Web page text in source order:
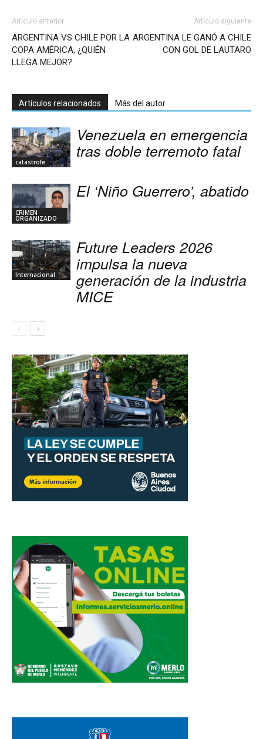
Artículo anterior
ARGENTINA VS CHILE POR LA
COPA AMÉRICA, ¿QUIÉN
LLEGA MEJOR?
Artículo siguiente
ARGENTINA LE GANÓ A CHILE
CON GOL DE LAUTARO
Artículos relacionados Más del autor
catastrofe
Venezuela en emergencia
tras doble terremoto fatal
CRIMEN
ORGANIZADO
El ‘Niño Guerrero’, abatido
Internacional
Future Leaders 2026
impulsa la nueva
generación de la industria
MICE